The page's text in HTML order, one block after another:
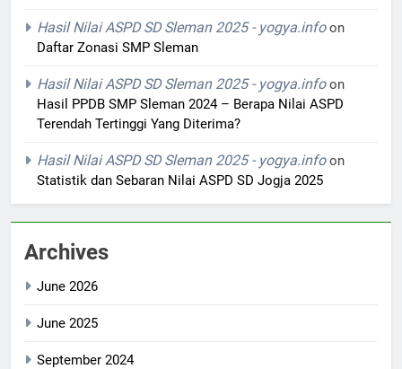
Hasil Nilai ASPD SD Sleman 2025 - yogya.infoon
Daftar Zonasi SMP Sleman
Hasil Nilai ASPD SD Sleman 2025 - yogya.infoon
Hasil PPDB SMP Sleman 2024 – Berapa Nilai ASPD
Terendah Tertinggi Yang Diterima?
Hasil Nilai ASPD SD Sleman 2025 - yogya.infoon
Statistik dan Sebaran Nilai ASPD SD Jogja 2025
Archives
June 2026
June 2025
September 2024